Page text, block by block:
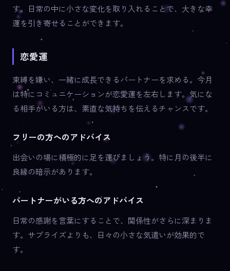
す。日常の中に小さな変化を取り入れることで、大きな幸
運を引き寄せることができます。
恋愛運
束縛を嫌い、一緒に成長できるパートナーを求める。今月
は特にコミュニケーションが恋愛運を左右します。気にな
る相手がいる方は、素直な気持ちを伝えるチャンスです。
フリーの方へのアドバイス
出会いの場に積極的に足を運びましょう。特に月の後半に
良縁の暗示があります。
パートナーがいる方へのアドバイス
日常の感謝を言葉にすることで、関係性がさらに深まりま
す。サプライズよりも、日々の小さな気遣いが効果的で
す。